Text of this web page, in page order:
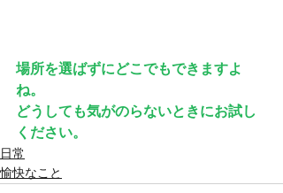
場所を選ばずにどこでもできますよ
ね。
どうしても気がのらないときにお試し
ください。
日常
愉快なこと